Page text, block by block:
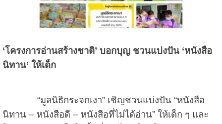
‘โครงการอ่านสร้างชาติ’ บอกบุญ ชวนแบ่งปัน ‘หนังสือ
นิทาน’ ให้เด็ก
“มูลนิธิกระจกเงา” เชิญชวนแบ่งปัน “หนังสือ
นิทาน – หนังสือดี – หนังสือที่ไม่ได้อ่าน” ให้เด็ก ๆ และ